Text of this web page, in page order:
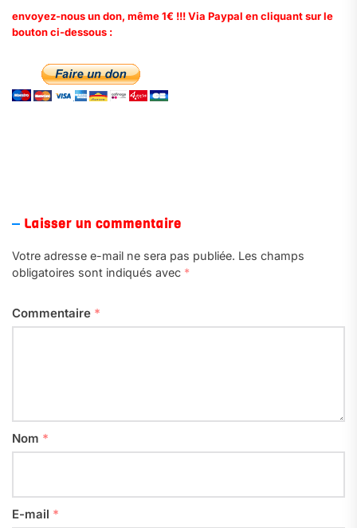
envoyez-nous un don, même 1€ !!! Via Paypal en cliquant sur le
bouton ci-dessous :
Laisser un commentaire
Votre adresse e-mail ne sera pas publiée. Les champs
obligatoires sont indiqués avec *
Commentaire *
Nom *
E-mail *